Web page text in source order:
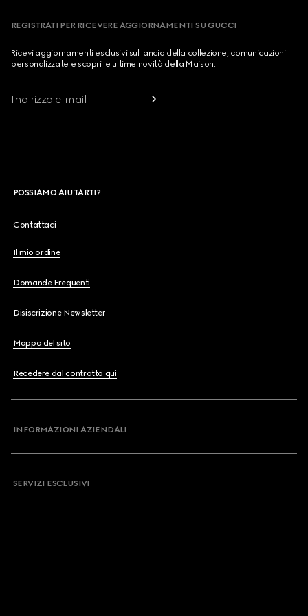
REGISTRATI PER RICEVERE AGGIORNAMENTI SU GUCCI
Ricevi aggiornamenti esclusivi sul lancio della collezione, comunicazioni
personalizzate e scopri le ultime novità della Maison.
Indirizzo e-mail
POSSIAMO AIUTARTI?
Contattaci
Il mio ordine
Domande Frequenti
Disiscrizione Newsletter
Mappa del sito
Recedere dal contratto qui
INFORMAZIONI AZIENDALI
SERVIZI ESCLUSIVI